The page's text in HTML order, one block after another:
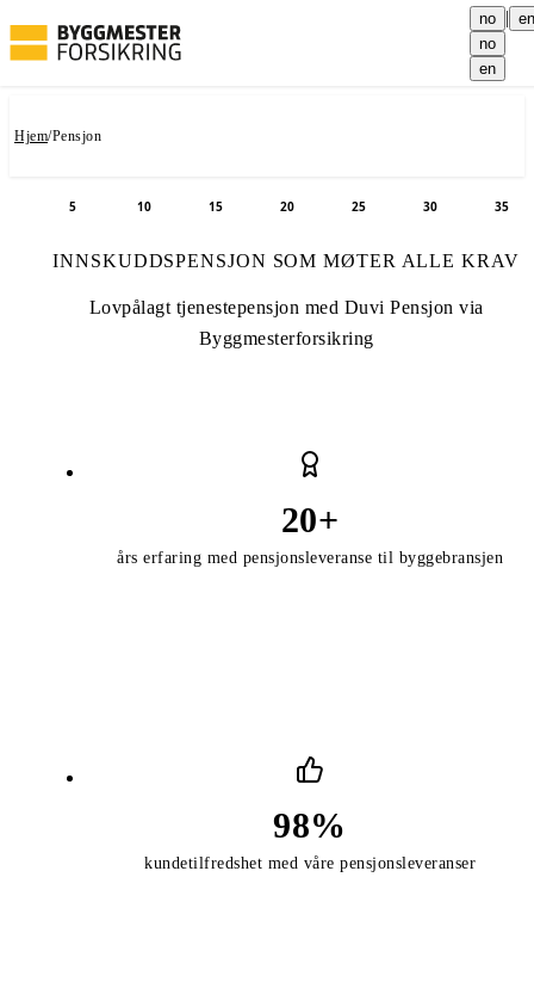
no | en
no
en
Hjem/Pensjon
INNSKUDDSPENSJON SOM MØTER ALLE KRAV
Lovpålagt tjenestepensjon med Duvi Pensjon via
Byggmesterforsikring
Fullført telling: 20 for års
100
20+
års erfaring med pensjonsleveranse til byggebransjen
Fullført telling: 98 for
100
98%
kundetilfredshet med våre pensjonsleveranser
5 10 15 20 25 30 35